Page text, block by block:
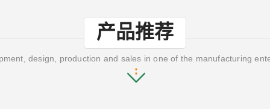
产品推荐
design, production and sales in one of the manufacturing